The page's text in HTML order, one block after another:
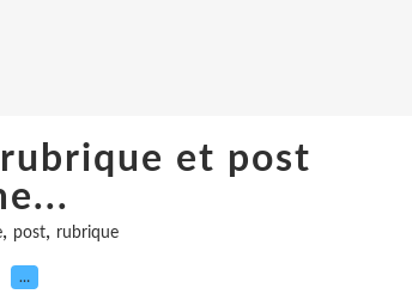
et post
, post, rubrique
…